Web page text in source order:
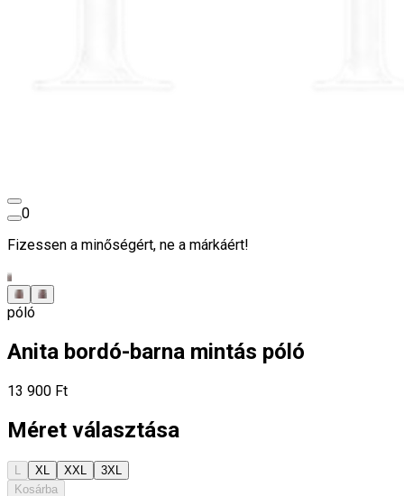
0
Fizessen a minőségért, ne a márkáért!
póló
Anita bordó-barna mintás póló
13 900 Ft
Méret választása
L XL XXL
3XL
Kosárba